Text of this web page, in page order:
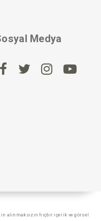
Medya
alınmaksızın hiçbir içerik ve görsel